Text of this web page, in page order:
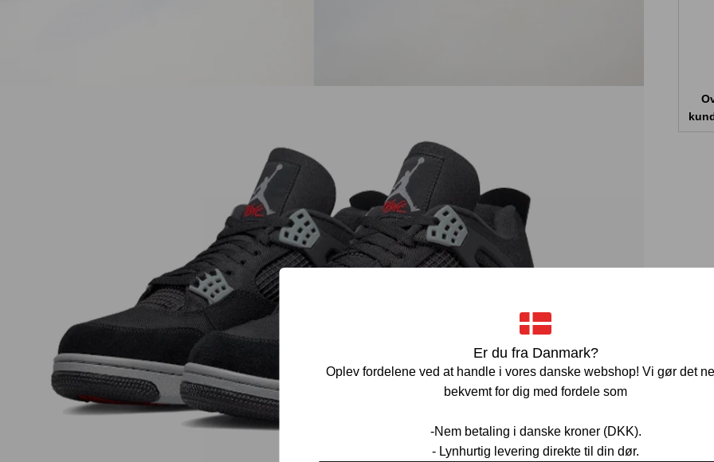
Er du fra Danmark?
Oplev fordelene ved at handle i vores danske webshop! Vi gør det
bekvemt for dig med fordele som
-Nem betaling i danske kroner (DKK).
- Lynhurtig levering direkte til din dør.